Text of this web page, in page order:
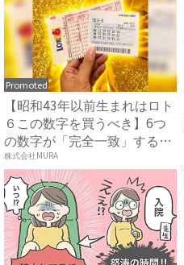
Promoted
【昭和43年以前生まれはロト
６この数字を買うべき】6つ
の数字が「完全一致」する
方...
株式会社MURA